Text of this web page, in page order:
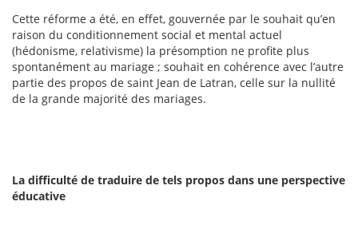
Cette réforme a été, en effet, gouvernée par le souhait qu’en
raison du conditionnement social et mental actuel
(hédonisme, relativisme) la présomption ne profite plus
spontanément au mariage ; souhait en cohérence avec l’autre
partie des propos de saint Jean de Latran, celle sur la nullité
de la grande majorité des mariages.
La difficulté de traduire de tels propos dans une perspective
éducative